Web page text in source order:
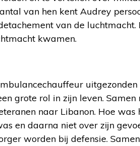
van hen kent Audrey
van de
kwamen.
uitgezonden
grote rol in zijn leven.
naar Libanon. Hoe
en daarna niet over zijn
worden bij defensie.